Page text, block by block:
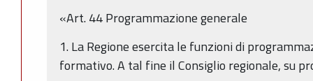
«Art. 44 Programmazione generale
1. La Regione esercita le funzioni di
formativo. A tal fine il Consiglio regionale, su